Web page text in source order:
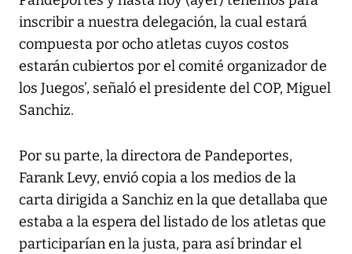
inscribir a nuestra delegación, la cual estará
compuesta por ocho atletas cuyos costos
estarán cubiertos por el comité organizador de
los Juegos’, señaló el presidente del COP, Miguel
Sanchiz.
Por su parte, la directora de Pandeportes,
Farank Levy, envió copia a los medios de la
carta dirigida a Sanchiz en la que detallaba que
estaba a la espera del listado de los atletas que
participarían en la justa, para así brindar el